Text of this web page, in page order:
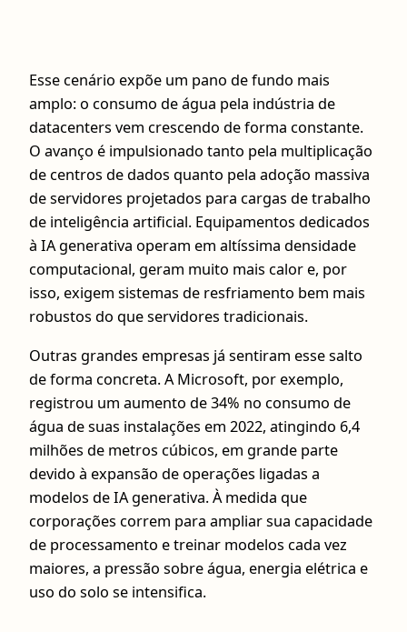
Esse cenário expõe um pano de fundo mais
amplo: o consumo de água pela indústria de
datacenters vem crescendo de forma constante.
O avanço é impulsionado tanto pela multiplicação
de centros de dados quanto pela adoção massiva
de servidores projetados para cargas de trabalho
de inteligência artificial. Equipamentos dedicados
à IA generativa operam em altíssima densidade
computacional, geram muito mais calor e, por
isso, exigem sistemas de resfriamento bem mais
robustos do que servidores tradicionais.
Outras grandes empresas já sentiram esse salto
de forma concreta. A Microsoft, por exemplo,
registrou um aumento de 34% no consumo de
água de suas instalações em 2022, atingindo 6,4
milhões de metros cúbicos, em grande parte
devido à expansão de operações ligadas a
modelos de IA generativa. À medida que
corporações correm para ampliar sua capacidade
de processamento e treinar modelos cada vez
maiores, a pressão sobre água, energia elétrica e
uso do solo se intensifica.